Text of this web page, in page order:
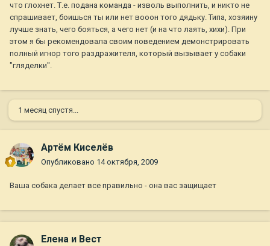
что глохнет. Т.е. подана команда - изволь выполнить, и никто не
спрашивает, боишься ты или нет вооон того дядьку. Типа, хозяину
лучше знать, чего бояться, а чего нет (и на что лаять, хихи). При
этом я бы рекомендовала своим поведением демонстрировать
полный игнор того раздражителя, который вызывает у собаки
"гляделки".
1 месяц спустя...
Артём Киселёв
Опубликовано 14 октября, 2009
Ваша собака делает все правильно - она вас защищает
Елена и Вест